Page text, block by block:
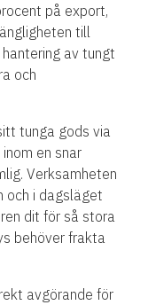
på export,
till
av tungt
och
tunga gods via
en snar
Verksamheten
och i dagsläget
dit för så stora
behöver frakta
avgörande för